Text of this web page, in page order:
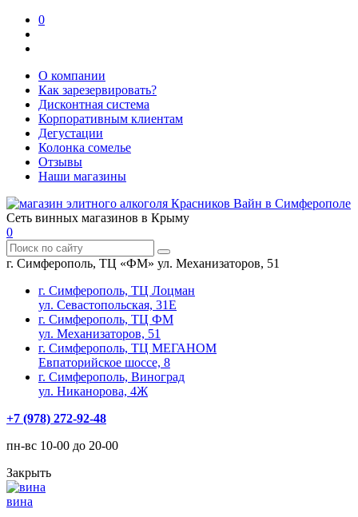
0
О компании
Как зарезервировать?
Дисконтная система
Корпоративным клиентам
Дегустации
Колонка сомелье
Отзывы
Наши магазины
Сеть винных магазинов в Крыму
0
г. Симферополь, ТЦ «ФМ» ул. Механизаторов, 51
г. Симферополь, ТЦ Лоцман
ул. Севастопольская, 31Е
г. Симферополь, ТЦ ФМ
ул. Механизаторов, 51
г. Симферополь, ТЦ МЕГАНОМ
Евпаторийское шоссе, 8
г. Симферополь, Виноград
ул. Никанорова, 4Ж
+7 (978) 272-92-48
пн-вс 10-00 до 20-00
Закрыть
вина